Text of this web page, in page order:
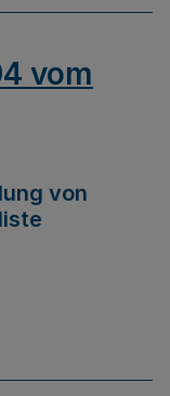
vom
von